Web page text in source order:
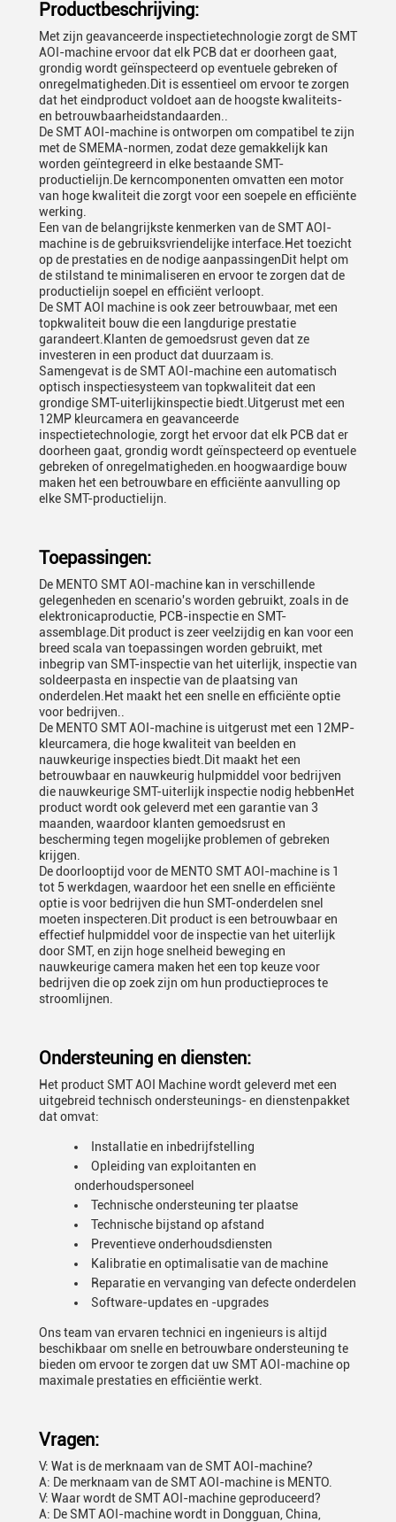
Productbeschrijving:
Met zijn geavanceerde inspectietechnologie zorgt de SMT
AOI-machine ervoor dat elk PCB dat er doorheen gaat,
grondig wordt geïnspecteerd op eventuele gebreken of
onregelmatigheden.Dit is essentieel om ervoor te zorgen
dat het eindproduct voldoet aan de hoogste kwaliteits-
en betrouwbaarheidstandaarden..
De SMT AOI-machine is ontworpen om compatibel te zijn
met de SMEMA-normen, zodat deze gemakkelijk kan
worden geïntegreerd in elke bestaande SMT-
productielijn.De kerncomponenten omvatten een motor
van hoge kwaliteit die zorgt voor een soepele en efficiënte
werking.
Een van de belangrijkste kenmerken van de SMT AOI-
machine is de gebruiksvriendelijke interface.Het toezicht
op de prestaties en de nodige aanpassingenDit helpt om
de stilstand te minimaliseren en ervoor te zorgen dat de
productielijn soepel en efficiënt verloopt.
De SMT AOI machine is ook zeer betrouwbaar, met een
topkwaliteit bouw die een langdurige prestatie
garandeert.Klanten de gemoedsrust geven dat ze
investeren in een product dat duurzaam is.
Samengevat is de SMT AOI-machine een automatisch
optisch inspectiesysteem van topkwaliteit dat een
grondige SMT-uiterlijkinspectie biedt.Uitgerust met een
12MP kleurcamera en geavanceerde
inspectietechnologie, zorgt het ervoor dat elk PCB dat er
doorheen gaat, grondig wordt geïnspecteerd op eventuele
gebreken of onregelmatigheden.en hoogwaardige bouw
maken het een betrouwbare en efficiënte aanvulling op
elke SMT-productielijn.
Toepassingen:
De MENTO SMT AOI-machine kan in verschillende
gelegenheden en scenario's worden gebruikt, zoals in de
elektronicaproductie, PCB-inspectie en SMT-
assemblage.Dit product is zeer veelzijdig en kan voor een
breed scala van toepassingen worden gebruikt, met
inbegrip van SMT-inspectie van het uiterlijk, inspectie van
soldeerpasta en inspectie van de plaatsing van
onderdelen.Het maakt het een snelle en efficiënte optie
voor bedrijven..
De MENTO SMT AOI-machine is uitgerust met een 12MP-
kleurcamera, die hoge kwaliteit van beelden en
nauwkeurige inspecties biedt.Dit maakt het een
betrouwbaar en nauwkeurig hulpmiddel voor bedrijven
die nauwkeurige SMT-uiterlijk inspectie nodig hebbenHet
product wordt ook geleverd met een garantie van 3
maanden, waardoor klanten gemoedsrust en
bescherming tegen mogelijke problemen of gebreken
krijgen.
De doorlooptijd voor de MENTO SMT AOI-machine is 1
tot 5 werkdagen, waardoor het een snelle en efficiënte
optie is voor bedrijven die hun SMT-onderdelen snel
moeten inspecteren.Dit product is een betrouwbaar en
effectief hulpmiddel voor de inspectie van het uiterlijk
door SMT, en zijn hoge snelheid beweging en
nauwkeurige camera maken het een top keuze voor
bedrijven die op zoek zijn om hun productieproces te
stroomlijnen.
Ondersteuning en diensten:
Het product SMT AOI Machine wordt geleverd met een
uitgebreid technisch ondersteunings- en dienstenpakket
dat omvat:
Installatie en inbedrijfstelling
Opleiding van exploitanten en
onderhoudspersoneel
Technische ondersteuning ter plaatse
Technische bijstand op afstand
Preventieve onderhoudsdiensten
Kalibratie en optimalisatie van de machine
Reparatie en vervanging van defecte onderdelen
Software-updates en -upgrades
Ons team van ervaren technici en ingenieurs is altijd
beschikbaar om snelle en betrouwbare ondersteuning te
bieden om ervoor te zorgen dat uw SMT AOI-machine op
maximale prestaties en efficiëntie werkt.
Vragen:
V: Wat is de merknaam van de SMT AOI-machine?
A: De merknaam van de SMT AOI-machine is MENTO.
V: Waar wordt de SMT AOI-machine geproduceerd?
A: De SMT AOI-machine wordt in Dongguan, China,